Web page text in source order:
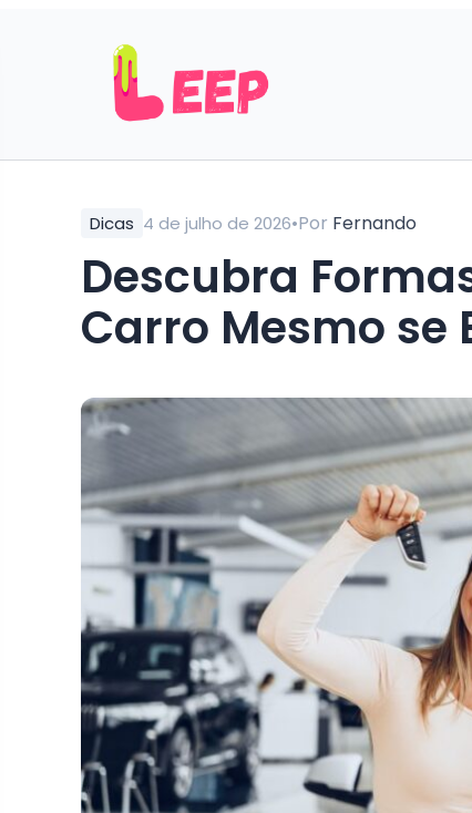
Dicas 4 de julho de 2026•Por Fernando
Descubra
Carro Mesmo se